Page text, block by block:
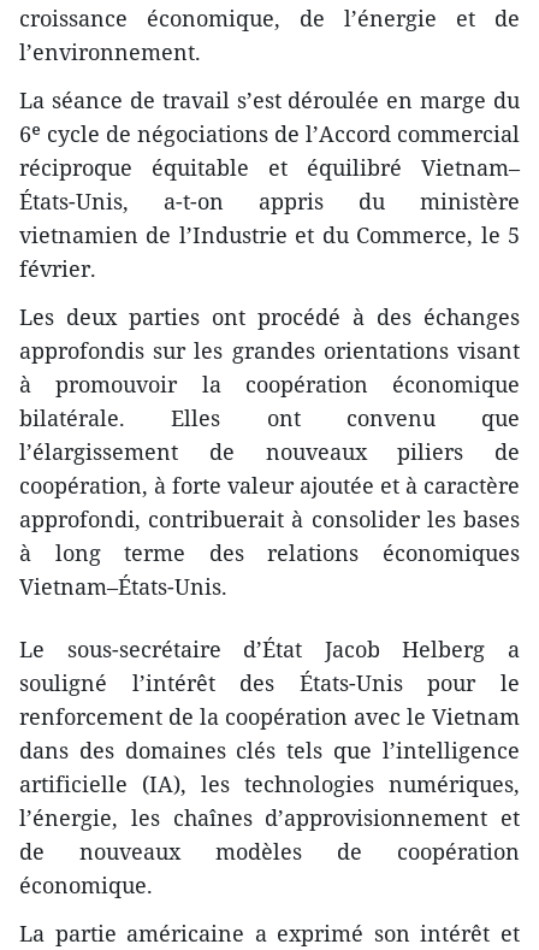
croissance économique, de l’énergie et de
l’environnement.
La séance de travail s’est déroulée en marge du
6ᵉ cycle de négociations de l’Accord commercial
réciproque équitable et équilibré Vietnam–
États-Unis, a-t-on appris du ministère
vietnamien de l’Industrie et du Commerce, le 5
février.
Les deux parties ont procédé à des échanges
approfondis sur les grandes orientations visant
à promouvoir la coopération économique
bilatérale. Elles ont convenu que
l’élargissement de nouveaux piliers de
coopération, à forte valeur ajoutée et à caractère
approfondi, contribuerait à consolider les bases
à long terme des relations économiques
Vietnam–États-Unis.
Le sous-secrétaire d’État Jacob Helberg a
souligné l’intérêt des États-Unis pour le
renforcement de la coopération avec le Vietnam
dans des domaines clés tels que l’intelligence
artificielle (IA), les technologies numériques,
l’énergie, les chaînes d’approvisionnement et
de nouveaux modèles de coopération
économique.
La partie américaine a exprimé son intérêt et